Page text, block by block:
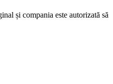
și compania este autorizată să